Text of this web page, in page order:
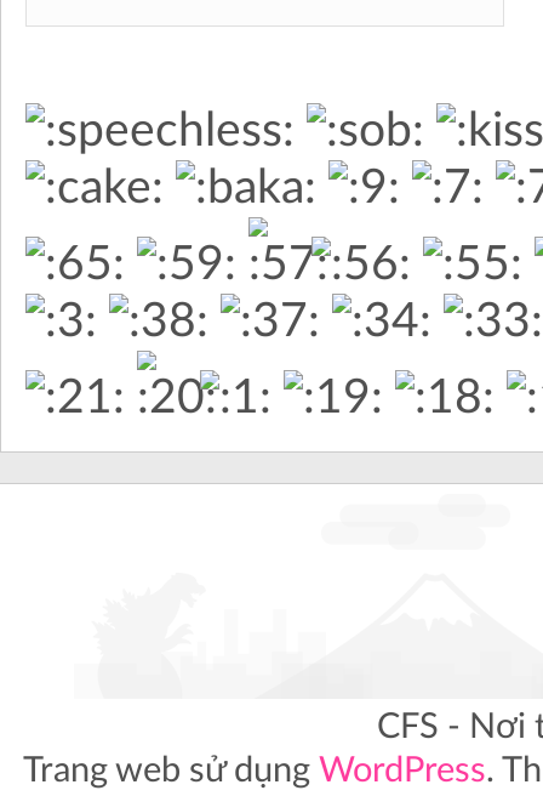
CFS - Nơi
Trang web sử dụngWordPress.